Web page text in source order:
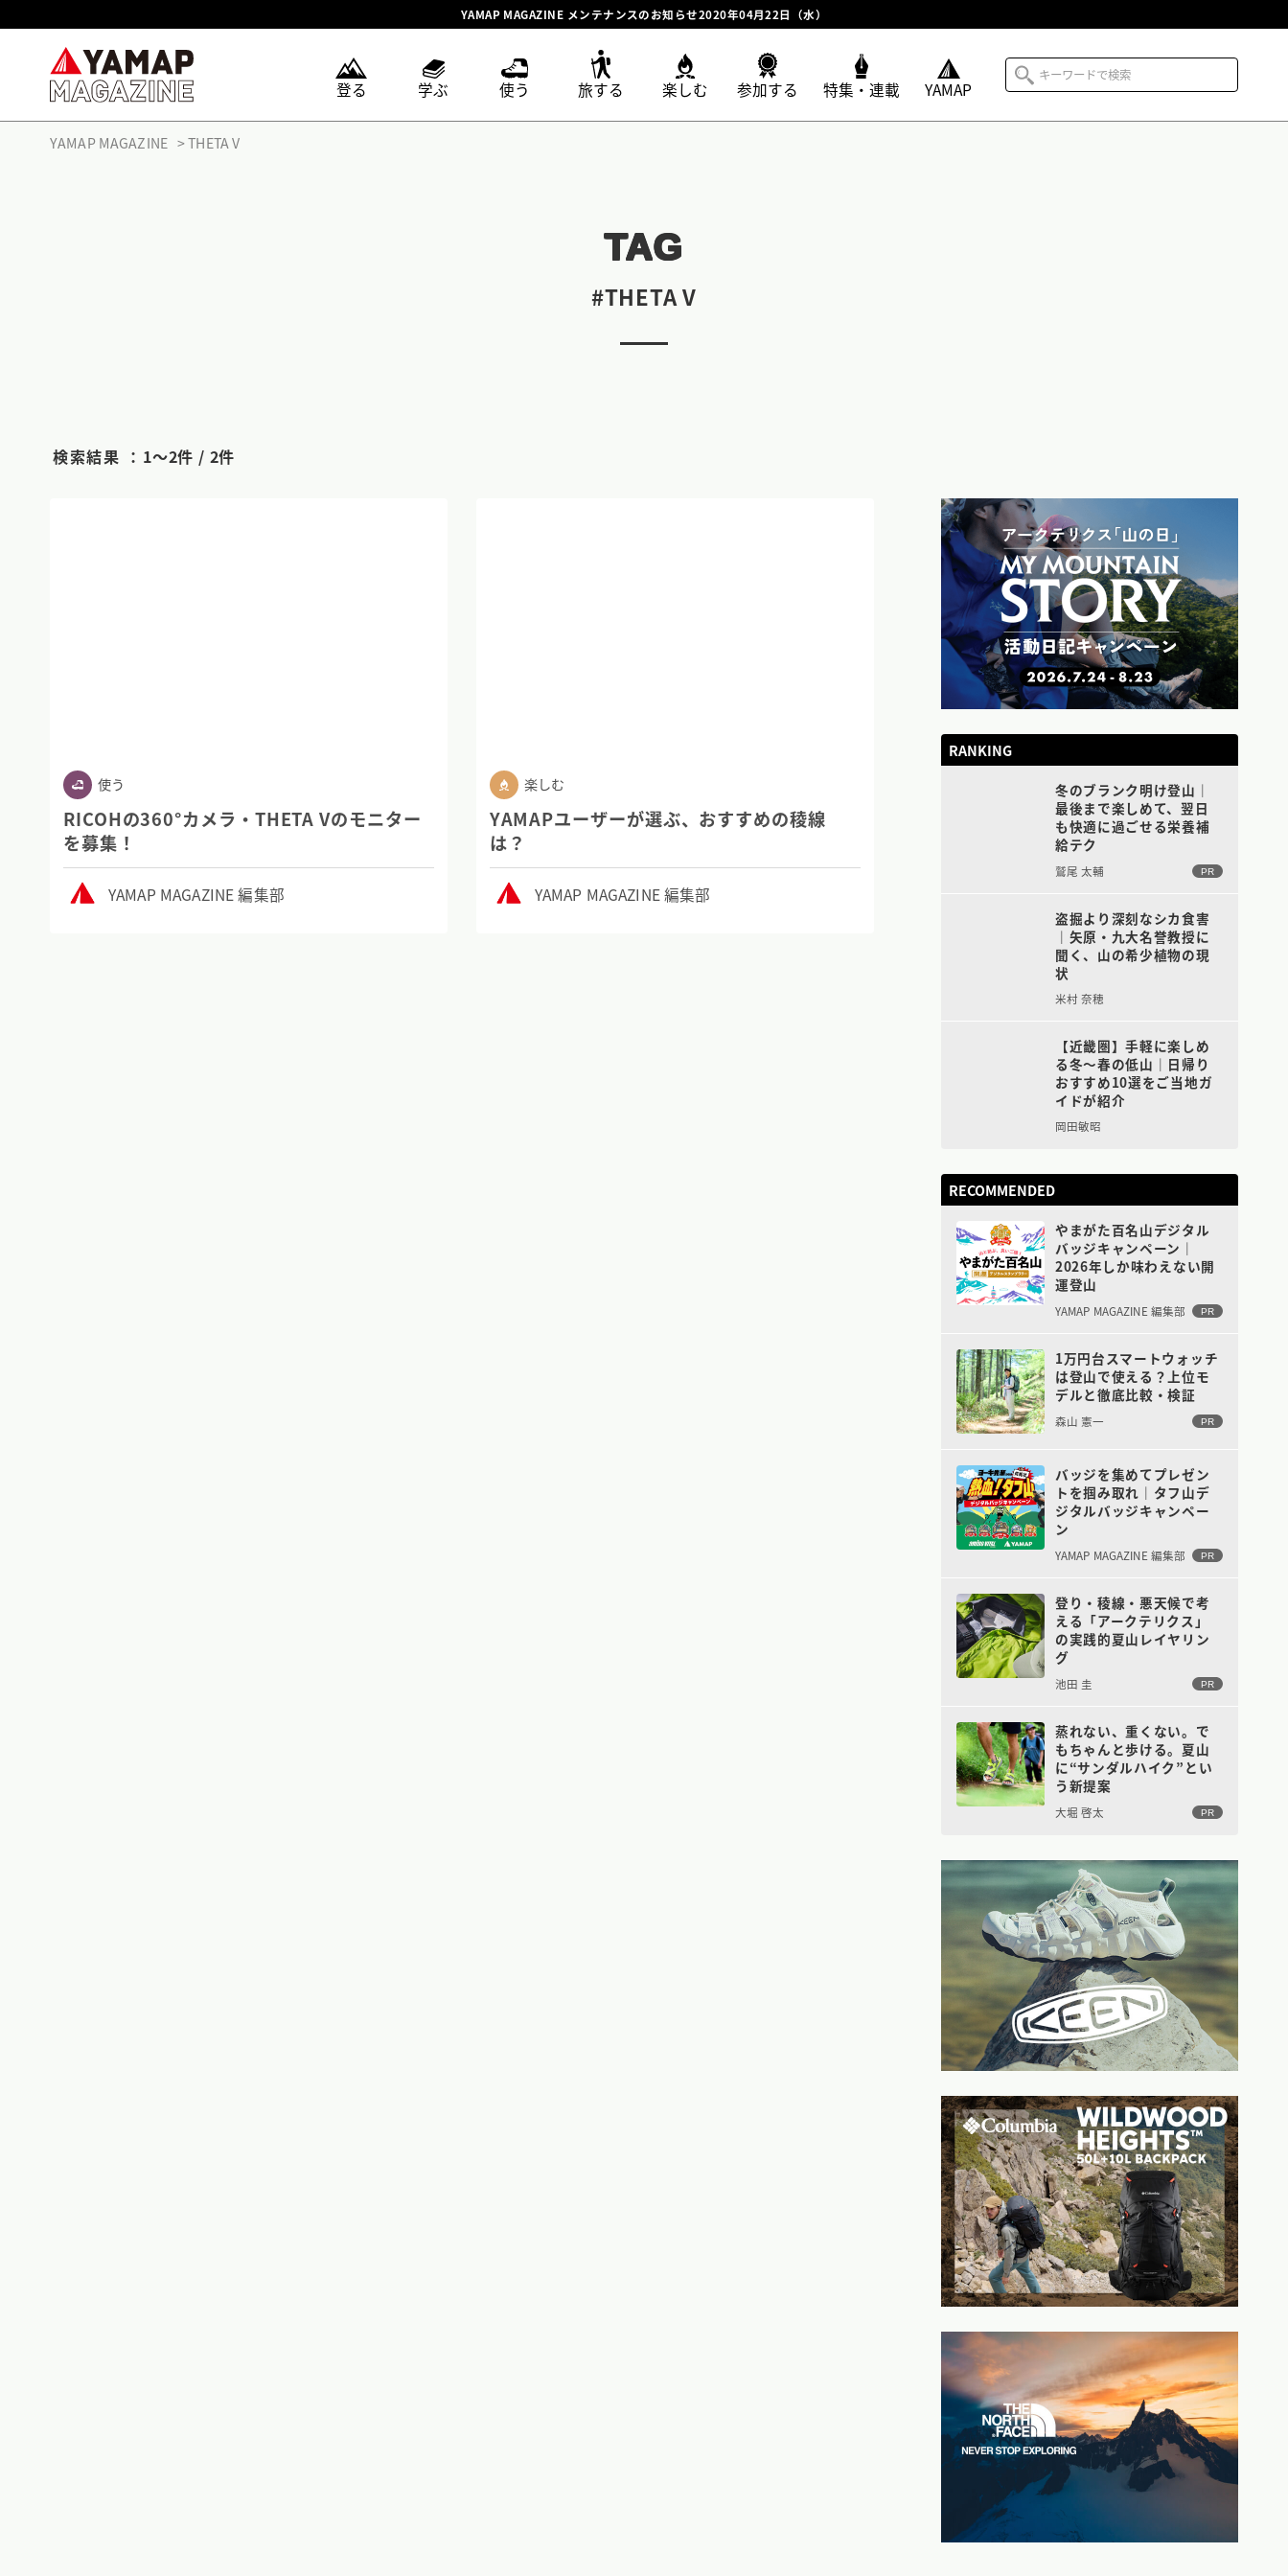
YAMAP MAGAZINE メンテナンスのお知らせ2020年04月22日（水）
登る 学ぶ 使う 旅する 楽しむ 参加する 特集・連載 YAMAP
YAMAP MAGAZINE THETA V
TAG
#THETA V
検索結果 ： 1〜2件 / 2件
使う
RICOHの360°カメラ・THETA Vのモニター
を募集！
YAMAP MAGAZINE 編集部
楽しむ
YAMAPユーザーが選ぶ、おすすめの稜線
は？
YAMAP MAGAZINE 編集部
RANKING
冬のブランク明け登山｜
最後まで楽しめて、翌日
も快適に過ごせる栄養補
給テク
鷲尾 太輔 PR
盗掘より深刻なシカ食害
｜矢原・九大名誉教授に
聞く、山の希少植物の現
状
米村 奈穂
【近畿圏】手軽に楽しめ
る冬〜春の低山｜日帰り
おすすめ10選をご当地ガ
イドが紹介
岡田敏昭
RECOMMENDED
やまがた百名山デジタル
バッジキャンペーン｜
2026年しか味わえない開
運登山
YAMAP MAGAZINE 編集部 PR
1万円台スマートウォッチ
は登山で使える？上位モ
デルと徹底比較・検証
森山 憲一 PR
バッジを集めてプレゼン
トを掴み取れ｜タフ山デ
ジタルバッジキャンペー
ン
YAMAP MAGAZINE 編集部 PR
登り・稜線・悪天候で考
える「アークテリクス」
の実践的夏山レイヤリン
グ
池田 圭 PR
蒸れない、重くない。で
もちゃんと歩ける。夏山
に“サンダルハイク”とい
う新提案
大堀 啓太 PR